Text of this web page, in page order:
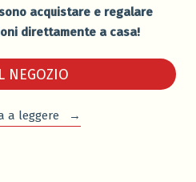
acquistare e regalare
direttamente a casa!
NEGOZIO
a leggere
“Sapevi